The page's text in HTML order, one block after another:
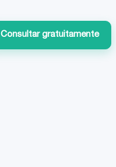
Consultar gratuitamente